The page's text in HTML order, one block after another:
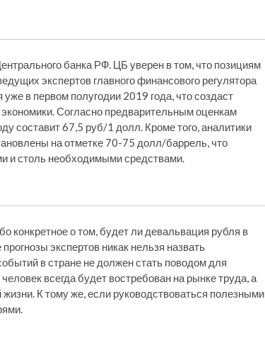
банка РФ. ЦБ уверен в том, что позициям
экспертов главного финансового регулятора
в первом полугодии 2019 года, что создаст
Согласно предварительным оценкам
составит 67,5 руб/1 долл. Кроме того, аналитики
на отметке 70-75 долл/баррель, что
и столь необходимыми средствами.
конкретное о том, будет ли девальвация рубля в
экспертов никак нельзя назвать
в стране не должен стать поводом для
всегда будет востребован на рынке труда, а
К тому же, если руководствоваться полезными